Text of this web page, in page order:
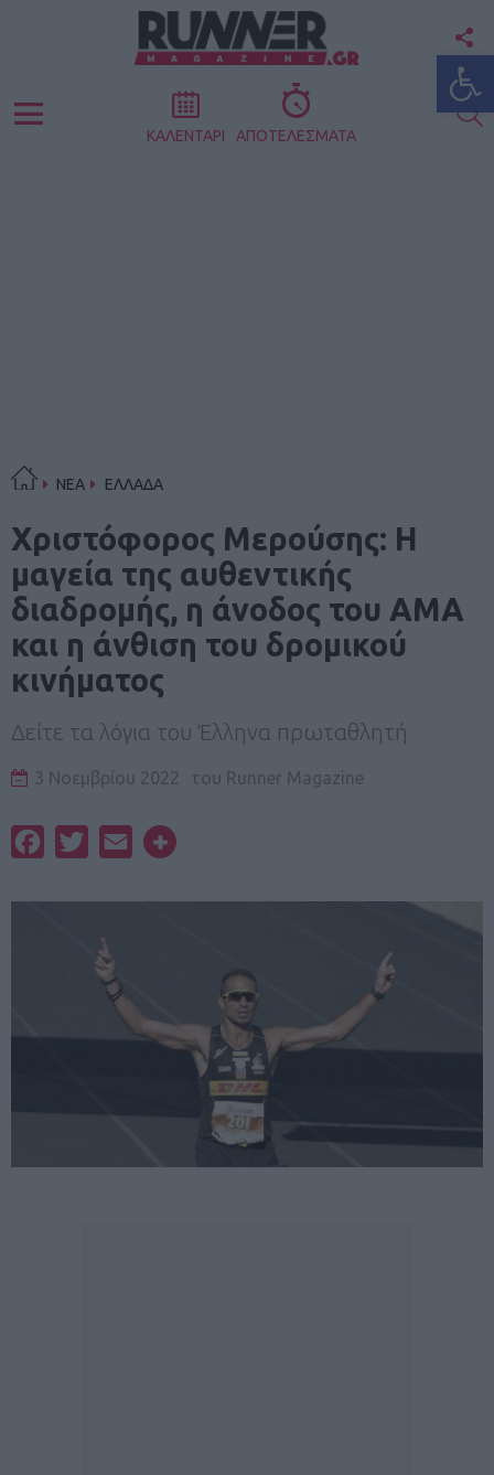
Menu ΚΑΛΕΝΤΑΡΙ ΑΠΟΤΕΛΕΣΜΑΤΑ
ΝΕΑ ΕΛΛΑΔΑ
Χριστόφορος Μερούσης: Η
μαγεία της αυθεντικής
διαδρομής, η άνοδος του ΑΜΑ
και η άνθιση του δρομικού
κινήματος
Δείτε τα λόγια του Έλληνα πρωταθλητή
3 Νοεμβρίου 2022 του Runner Magazine
FacebookTwitterEmail